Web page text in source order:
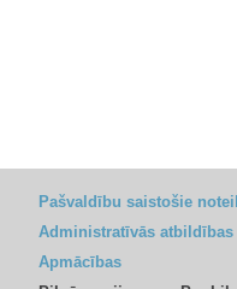
Pašvaldību saistošie
Administratīvās atbildības
Apmācības